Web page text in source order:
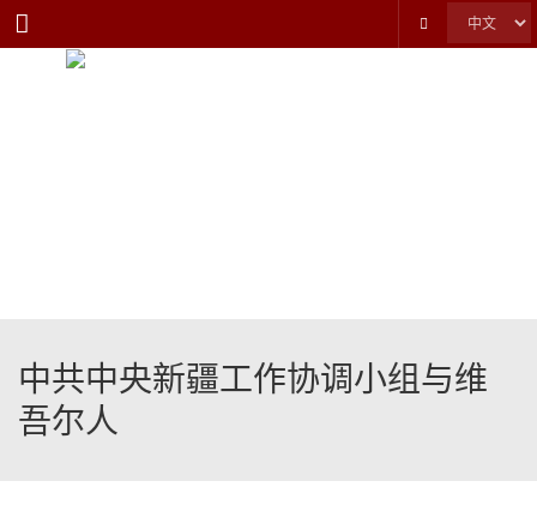
Menu
中共中央新疆工作协调小组与维
吾尔人